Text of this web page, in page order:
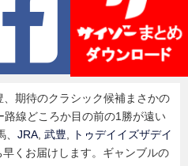
期待のクラシック候補まさかの
線どころか目の前の1勝が遠い
JRA 武豊
トゥデイイズザデイ
くお届けします。ギャンブルの